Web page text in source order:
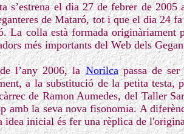
s’estrena el dia 27 de febrer de
de Mataró, tot i que el dia 24
La colla està formada
més importants del Web dels
l’any 2006, laNorilcapassa de ser
a la substitució de la petita testa,
de Ramon Aumedes, del Taller
amb la seva nova fisonomia. A
idea inicial és fer una rèplica de